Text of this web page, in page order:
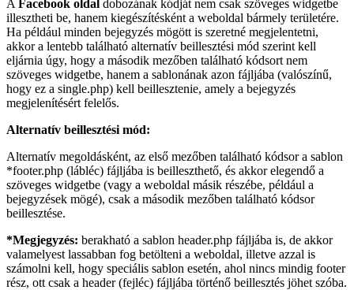
A Facebook oldal dobozának kódját nem csak szöveges widgetbe
illesztheti be, hanem kiegészítésként a weboldal bármely területére.
Ha például minden bejegyzés mögött is szeretné megjelentetni,
akkor a lentebb található alternatív beillesztési mód szerint kell
eljárnia úgy, hogy a második mezőben található kódsort nem
szöveges widgetbe, hanem a sablonának azon fájljába (valószínű,
hogy ez a single.php) kell beillesztenie, amely a bejegyzés
megjelenítésért felelős.
Alternatív beillesztési mód:
Alternatív megoldásként, az első mezőben található kódsor a sablon
*footer.php (lábléc) fájljába is beilleszthető, és akkor elegendő a
szöveges widgetbe (vagy a weboldal másik részébe, például a
bejegyzések mögé), csak a második mezőben található kódsor
beillesztése.
*Megjegyzés: berakható a sablon header.php fájljába is, de akkor
valamelyest lassabban fog betölteni a weboldal, illetve azzal is
számolni kell, hogy speciális sablon esetén, ahol nincs mindig footer
rész, ott csak a header (fejléc) fájljába történő beillesztés jöhet szóba.